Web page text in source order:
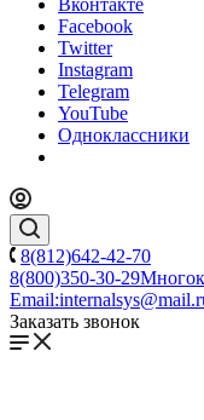
Вконтакте
Facebook
Twitter
Instagram
Telegram
YouTube
Одноклассники
8(812)642-42-70
8(800)350-30-29
Email:
Заказать звонок